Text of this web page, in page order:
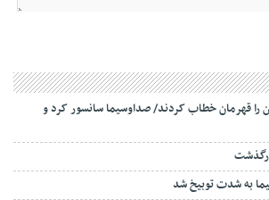
را قهرمان خطاب کردند/ صداوسیما سانسور کرد و
به شدت توبیخ شد